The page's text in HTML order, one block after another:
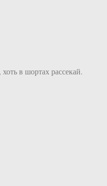
в шортах рассекай.